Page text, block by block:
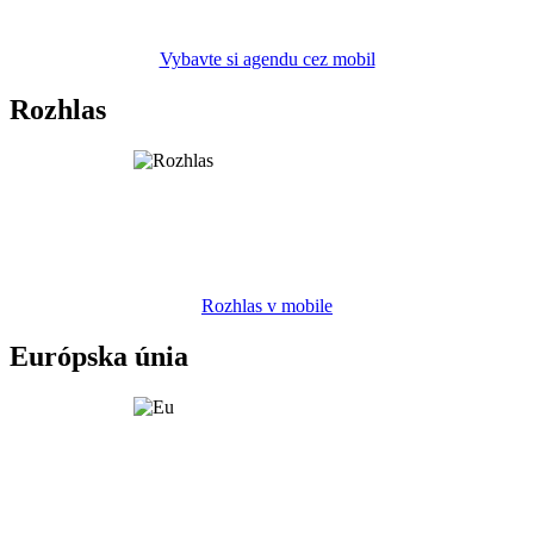
Vybavte si agendu cez mobil
Rozhlas
Rozhlas v mobile
Európska únia